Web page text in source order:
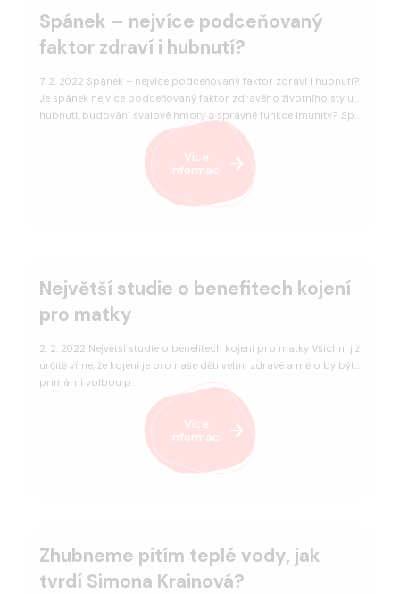
Spánek – nejvíce podceňovaný
faktor zdraví i hubnutí?
7. 2. 2022 Spánek – nejvíce podceňovaný faktor zdraví i hubnutí?
Je spánek nejvíce podceňovaný faktor zdravého životního stylu,
hubnutí, budování svalové hmoty a správné funkce imunity? Sp…
Více
informací
Největší studie o benefitech kojení
pro matky
2. 2. 2022 Největší studie o benefitech kojení pro matky Všichni již
určitě víme, že kojení je pro naše děti velmi zdravé a mělo by být
primární volbou p…
Více
informací
Zhubneme pitím teplé vody, jak
tvrdí Simona Krainová?